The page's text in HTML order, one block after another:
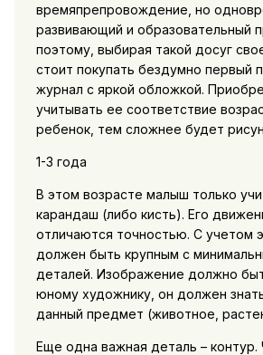
времяпрепровождение, но
развивающий и образовательный
поэтому, выбирая такой досуг
стоит покупать бездумно первый
журнал с яркой обложкой.
учитывать ее соответствие
ребенок, тем сложнее будет
1-3 года
В этом возрасте малыш только
карандаш (либо кисть). Его
отличаются точностью. С учетом
должен быть крупным с
деталей. Изображение должно
юному художнику, он должен
данный предмет (животное,
Еще одна важная деталь –